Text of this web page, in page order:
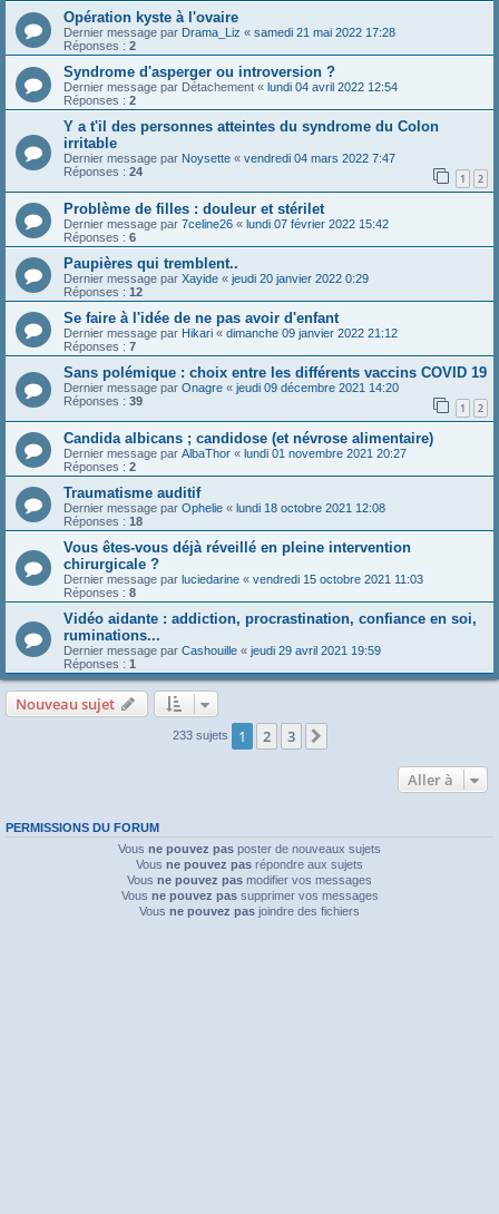
Opération kyste à l'ovaire
Dernier message par Drama_Liz « samedi 21 mai 2022 17:28
Réponses : 2
Syndrome d'asperger ou introversion ?
Dernier message par Détachement « lundi 04 avril 2022 12:54
Réponses : 2
Y a t'il des personnes atteintes du syndrome du Colon
irritable
Dernier message par Noysette « vendredi 04 mars 2022 7:47
Réponses : 24 1 2
Problème de filles : douleur et stérilet
Dernier message par 7celine26 « lundi 07 février 2022 15:42
Réponses : 6
Paupières qui tremblent..
Dernier message par Xayide « jeudi 20 janvier 2022 0:29
Réponses : 12
Se faire à l'idée de ne pas avoir d'enfant
Dernier message par Hikari « dimanche 09 janvier 2022 21:12
Réponses : 7
Sans polémique : choix entre les différents vaccins COVID 19
Dernier message par Onagre « jeudi 09 décembre 2021 14:20
Réponses : 39 1 2
Candida albicans ; candidose (et névrose alimentaire)
Dernier message par AlbaThor « lundi 01 novembre 2021 20:27
Réponses : 2
Traumatisme auditif
Dernier message par Ophelie « lundi 18 octobre 2021 12:08
Réponses : 18
Vous êtes-vous déjà réveillé en pleine intervention
chirurgicale ?
Dernier message par luciedarine « vendredi 15 octobre 2021 11:03
Réponses : 8
Vidéo aidante : addiction, procrastination, confiance en soi,
ruminations...
Dernier message par Cashouille « jeudi 29 avril 2021 19:59
Réponses : 1
Nouveau sujet
233 sujets 1 2 3
Aller à
PERMISSIONS DU FORUM
Vous ne pouvez pas poster de nouveaux sujets
Vous ne pouvez pas répondre aux sujets
Vous ne pouvez pas modifier vos messages
Vous ne pouvez passupprimer vos messages
Vous ne pouvez pas joindre des fichiers